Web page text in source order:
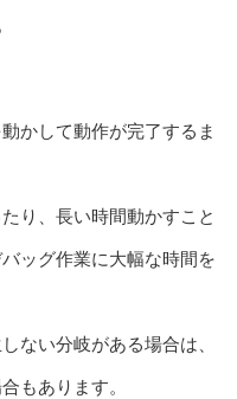
かして動作が完了するま
り、長い時間動かすこと
ッグ作業に大幅な時間を
ない分岐がある場合は、
もあります。